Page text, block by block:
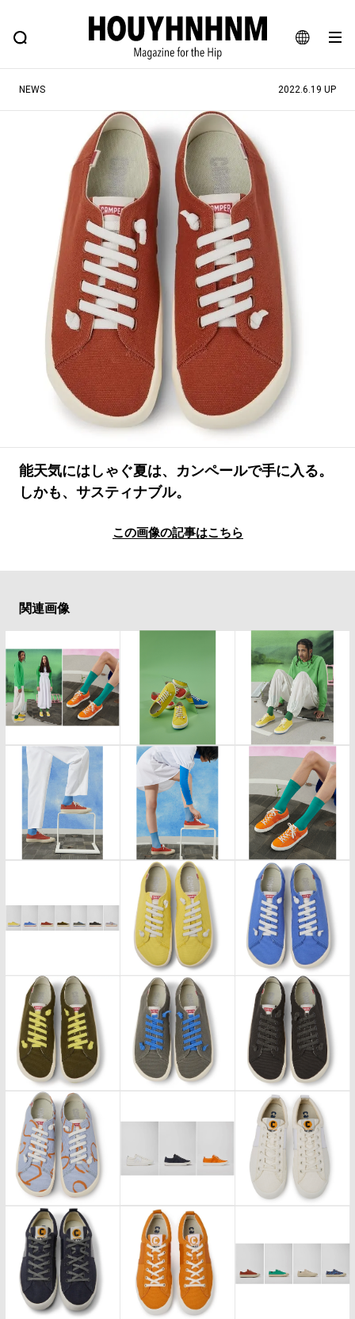
JA
EN
FEATURE BLOG SNAP
ヒップなファッション、カルチャー、ライフスタイルWEBマガジン
#注目のタグ
#SHOPPING ADDICT #憧れの逸品
#MONTHLY JOURNAL #ESSENTIAL DESIGNS
#NEW VINTAGE #古着サミット
#マイナーグッド図鑑 #フイナムのYouTube
#Commune H #FOCUS IT #AH.H
#ととけん #FASHION #MUSIC #MOVIE
#LIFESTYLE #SNEAKER #OUTDOOR
#SPORTS #HANDSOME HANDBOOK
NEWS 2022.6.19 UP
能天気にはしゃぐ夏は、カンペールで手に入る。
しかも、サスティナブル。
この画像の記事はこちら
関連画像